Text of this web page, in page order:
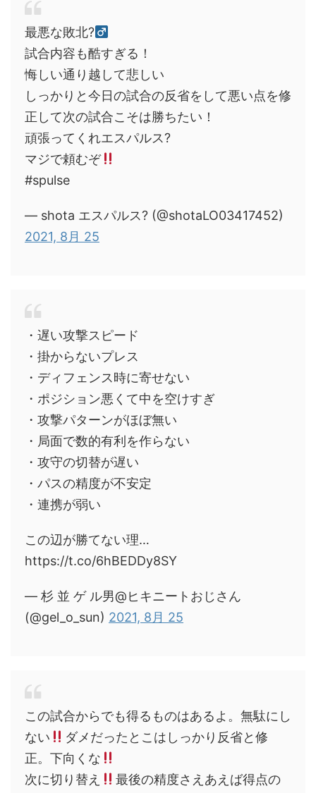
最悪な敗北?‍
試合内容も酷すぎる！
悔しい通り越して悲しい
しっかりと今日の試合の反省をして悪い点を修
正して次の試合こそは勝ちたい！
頑張ってくれエスパルス?
マジで頼むぞ
#spulse
— shota エスパルス? (@shotaLO03417452)
2021, 8月 25
・遅い攻撃スピード
・掛からないプレス
・ディフェンス時に寄せない
・ポジション悪くて中を空けすぎ
・攻撃パターンがほぼ無い
・局面で数的有利を作らない
・攻守の切替が遅い
・パスの精度が不安定
・連携が弱い
この辺が勝てない理…
https://t.co/6hBEDDy8SY
— 杉 並 ゲ ル男@ヒキニートおじさん
(@gel_o_sun) 2021, 8月 25
この試合からでも得るものはあるよ。無駄にし
ない
ダメだったとこはしっかり反省と修
正。下向くな
次に切り替え
最後の精度さえあえば得点の